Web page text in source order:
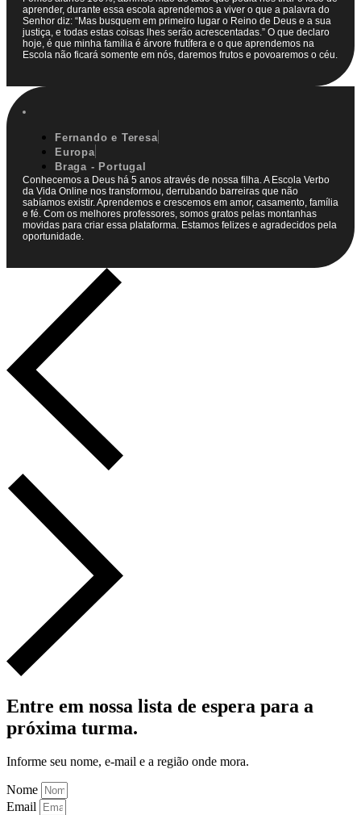
aprender, durante essa escola aprendemos a viver o que a palavra do
Senhor diz: “Mas busquem em primeiro lugar o Reino de Deus e a sua
justiça, e todas estas coisas lhes serão acrescentadas.” O que declaro
hoje, é que minha família é árvore frutífera e o que aprendemos na
Escola não ficará somente em nós, daremos frutos e povoaremos o céu.
Fernando e Teresa
Europa
Braga - Portugal
Conhecemos a Deus há 5 anos através de nossa filha. A Escola Verbo
da Vida Online nos transformou, derrubando barreiras que não
sabíamos existir. Aprendemos e crescemos em amor, casamento, família
e fé. Com os melhores professores, somos gratos pelas montanhas
movidas para criar essa plataforma. Estamos felizes e agradecidos pela
oportunidade.
Entre em nossa lista de espera para a
próxima turma.
Informe seu nome, e-mail e a região onde mora.
Nome
Email